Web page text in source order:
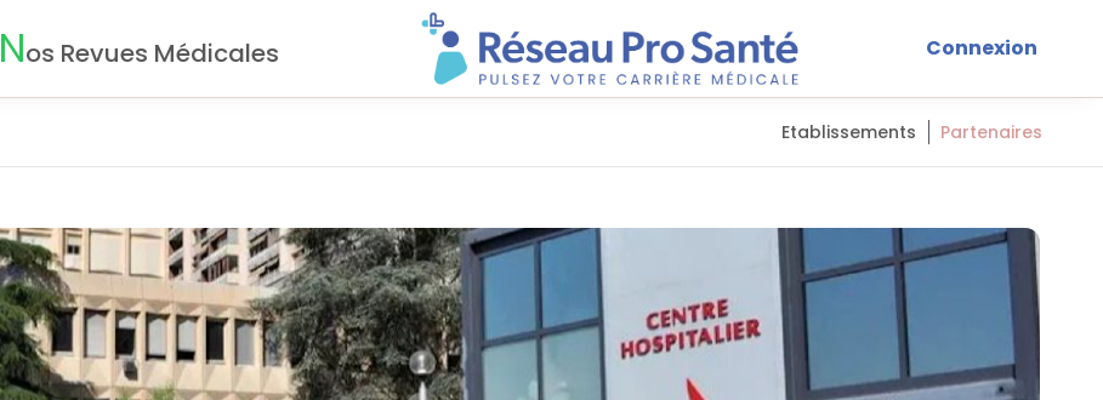
Nos Revues Médicales Connexion
Etablissements Partenaires